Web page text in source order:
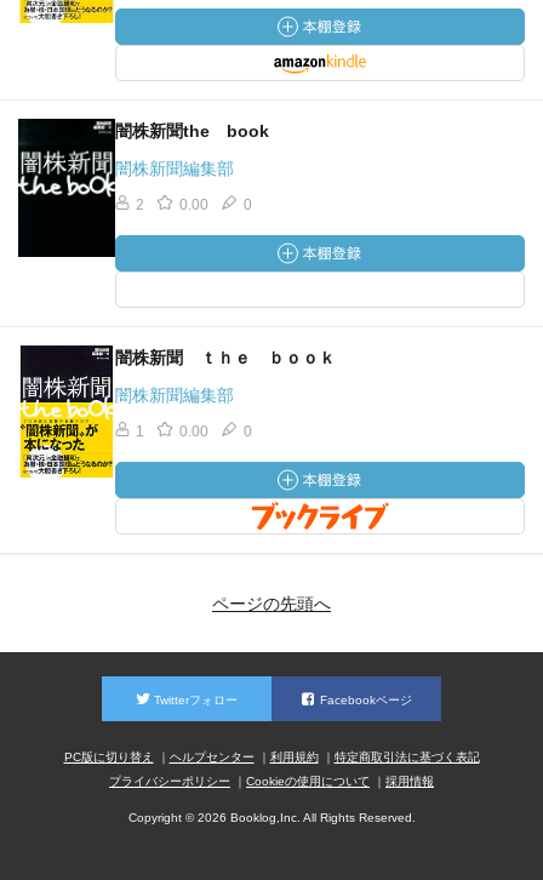
闇株新聞the book
闇株新聞編集部
2 0.00 0
闇株新聞 ｔｈｅ ｂｏｏｋ
闇株新聞編集部
1 0.00 0
ページの先頭へ
Twitterフォロー Facebookページ
PC版に切り替え ヘルプセンター 利用規約
特定商取引法に基づく表記
プライバシーポリシー
Cookieの使用について 採用情報
Copyright © 2026 Booklog,Inc. All Rights Reserved.